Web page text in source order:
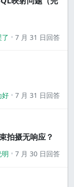
7 月 31 日回答
好 7 月 31 日回答
拍摄无响应？
明 7 月 30 日回答